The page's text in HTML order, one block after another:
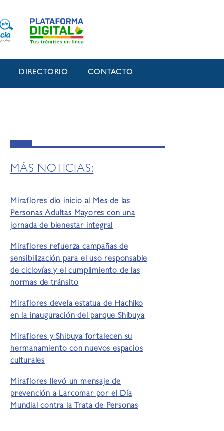
DIRECTORIO CONTACTO
MÁS NOTICIAS:
Miraflores dio inicio al Mes de las
Personas Adultas Mayores con una
jornada de bienestar integral
Miraflores refuerza campañas de
sensibilización para el uso responsable
de ciclovías y el cumplimiento de las
normas de tránsito
Miraflores devela estatua de Hachiko
en la inauguración del parque Shibuya
Miraflores y Shibuya fortalecen su
hermanamiento con nuevos espacios
culturales
Miraflores llevó un mensaje de
prevención a Larcomar por el Día
Mundial contra la Trata de Personas